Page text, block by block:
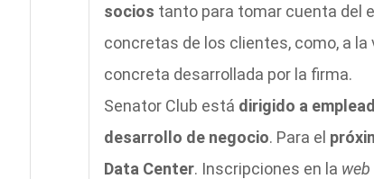
socios tanto para tomar cuenta del
concretas de los clientes, como, a
concreta desarrollada por la firma.
Senator Club está dirigido a
desarrollo de negocio. Para el
Data Center. Inscripciones en la web